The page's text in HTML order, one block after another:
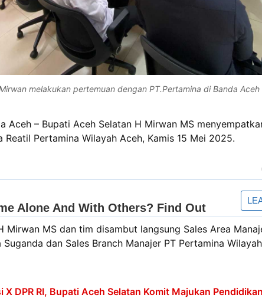
melakukan pertemuan dengan PT.Pertamina di Banda Aceh
Aceh – Bupati Aceh Selatan H Mirwan MS
Reatil Pertamina Wilayah Aceh, Kamis 15 Mei 2025.
Mirwan MS dan tim disambut langsung Sales Area
Suganda dan Sales Branch Manajer PT Pertamina
X DPR RI, Bupati Aceh Selatan Komit Majukan